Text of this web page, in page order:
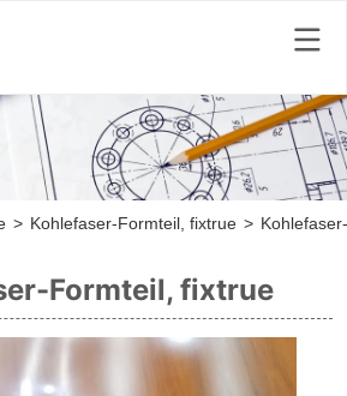
> Kohlefaser-Formteil, fixtrue >
Formteil, fixtrue